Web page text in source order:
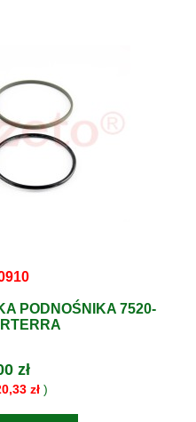
PODNOŚNIKA 7520-
zł
zł)